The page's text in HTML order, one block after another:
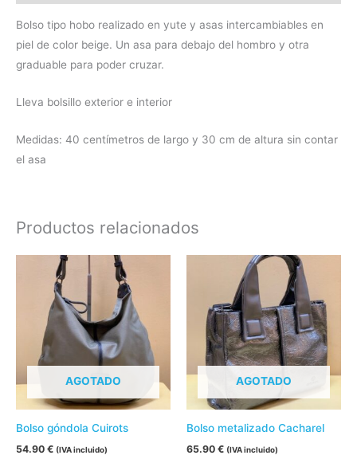
Bolso tipo hobo realizado en yute y asas intercambiables en
piel de color beige. Un asa para debajo del hombro y otra
graduable para poder cruzar.
Lleva bolsillo exterior e interior
Medidas: 40 centímetros de largo y 30 cm de altura sin contar
el asa
Productos relacionados
AGOTADO
Bolso góndola Cuirots
54.90 € (IVA incluido)
variantes.
Las
opciones
se
AGOTADO
Bolso metalizado Cacharel
65.90 € (IVA incluido)
tiene
Las
pueden